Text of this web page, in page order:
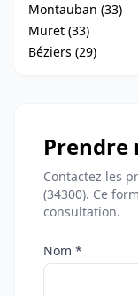
Montauban (33)
Muret (33)
Béziers (29)
Prendre
Contactez les
(34300). Ce
consultation.
Nom *